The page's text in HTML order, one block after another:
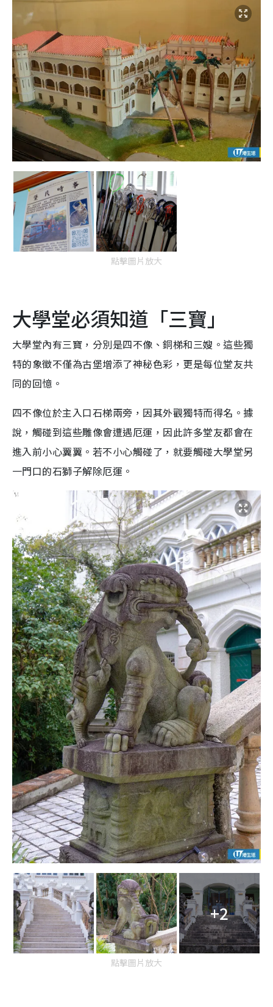
點擊圖片放大
大學堂必須知道「三寶」
大學堂內有三寶，分別是四不像、銅梯和三嫂。這些獨
特的象徵不僅為古堡增添了神秘色彩，更是每位堂友共
同的回憶。
四不像位於主入口石梯兩旁，因其外觀獨特而得名。據
說，觸碰到這些雕像會遭遇厄運，因此許多堂友都會在
進入前小心翼翼。若不小心觸碰了，就要觸碰大學堂另
一門口的石獅子解除厄運。
+2
點擊圖片放大